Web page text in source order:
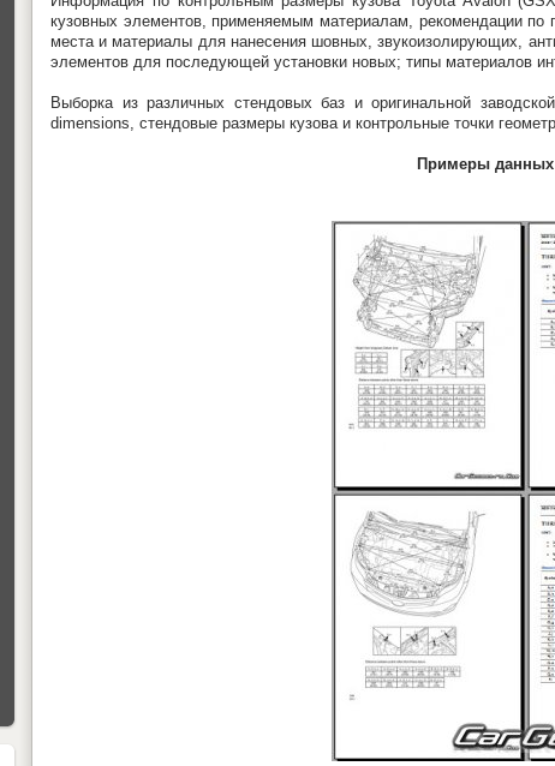
кузовных элементов, применяемым материалам, рекомендации
места и материалы для нанесения шовных, звукоизолирующих,
элементов для последующей установки новых; типы материалов
Выборка из различных стендовых баз и оригинальной
dimensions, стендовые размеры кузова и контрольные точки
Примеры данных